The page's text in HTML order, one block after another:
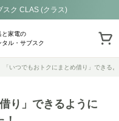
スク CLAS (クラス)
と家電の
タル・サブスク
「いつでもおトクにまとめ借り」できる
り」できるように